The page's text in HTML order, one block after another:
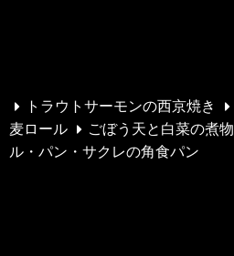
トラウトサーモンの西京焼き
麦ロール
ごぼう天と白菜の煮物
ル・パン・サクレの角食パン